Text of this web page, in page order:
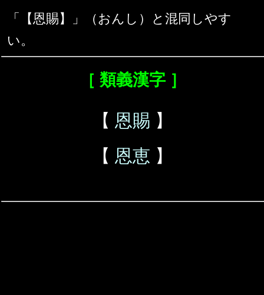
「【恩賜】」（おんし）と混同しやす
い。
［ 類義漢字 ］
【 恩賜 】
【 恩恵 】